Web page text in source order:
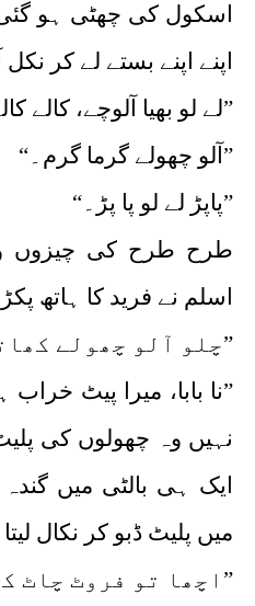
اسکول کی چھٹی ہو
اپنے اپنے بستے لے کر نکل
”لے لو بھیا آلوچے، کالے
”آلو چھولے گرما گرم۔“
”پاپڑ لے لو پا پڑ۔“
طرح طرح کی چیزوں
اسلم نے فرید کا ہاتھ
”چلو آلو چھولے
”نا بابا، میرا پیٹ خراب
نہیں وہ چھولوں کی
ایک ہی بالٹی میں
میں پلیٹ ڈبو کر نکال
”اچھا تو فروٹ چاٹ